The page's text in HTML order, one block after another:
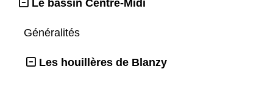
Le bassin Centre-Midi
Généralités
Les houillères de Blanzy